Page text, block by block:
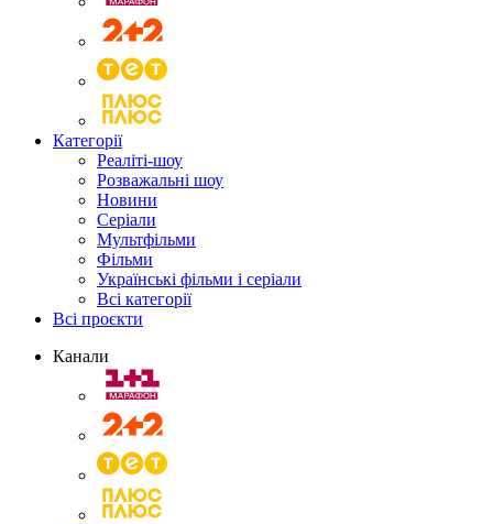
Категорії
Реаліті-шоу
Розважальні шоу
Новини
Серіали
Мультфільми
Фільми
Українські фільми і серіали
Всі категорії
Всі проєкти
Канали